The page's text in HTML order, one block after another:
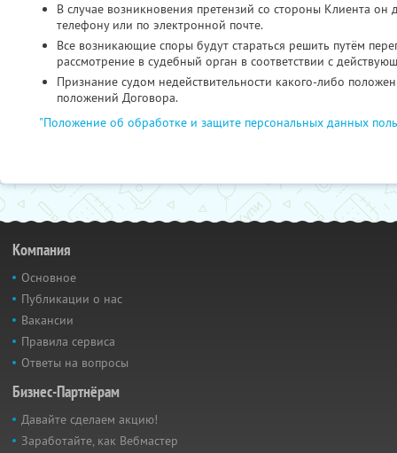
В случае возникновения претензий со стороны Клиента
телефону или по электронной почте.
Все возникающие споры будут стараться решить путём
рассмотрение в судебный орган в соответствии с
Признание судом недействительности какого-либо
положений Договора.
"Положение об обработке и защите персональных данных
Компания
Основное
Публикации о нас
Вакансии
Правила сервиса
Ответы на вопросы
Бизнес-Партнёрам
Давайте сделаем акцию!
Заработайте, как Вебмастер